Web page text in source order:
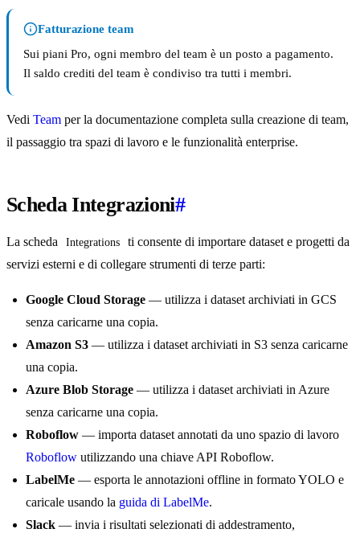
Fatturazione team
Sui piani Pro, ogni membro del team è un posto a pagamento.
Il saldo crediti del team è condiviso tra tutti i membri.
Vedi Team per la documentazione completa sulla creazione di team,
il passaggio tra spazi di lavoro e le funzionalità enterprise.
Scheda Integrazioni#
La scheda Integrations
ti consente di importare dataset e progetti da
servizi esterni e di collegare strumenti di terze parti:
Google Cloud Storage — utilizza i dataset archiviati in GCS
senza caricarne una copia.
Amazon S3 — utilizza i dataset archiviati in S3 senza caricarne
una copia.
Azure Blob Storage — utilizza i dataset archiviati in Azure
senza caricarne una copia.
Roboflow — importa dataset annotati da uno spazio di lavoro
Roboflow utilizzando una chiave API Roboflow.
LabelMe — esporta le annotazioni offline in formato YOLO e
caricale usando la guida di LabelMe.
Slack — invia i risultati selezionati di addestramento,